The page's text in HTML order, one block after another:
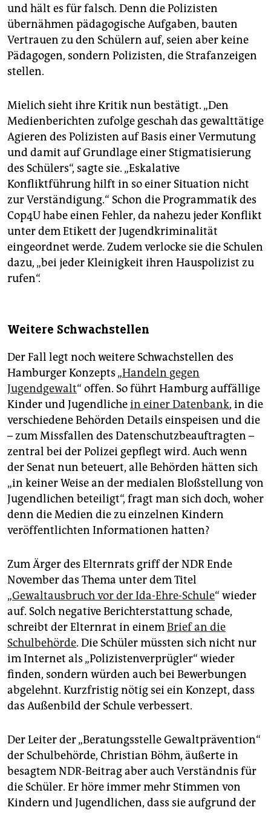
und hält es für falsch. Denn die Polizisten
übernähmen pädagogische Aufgaben, bauten
Vertrauen zu den Schülern auf, seien aber keine
Pädagogen, sondern Polizisten, die Strafanzeigen
stellen.
Mielich sieht ihre Kritik nun bestätigt. „Den
Medienberichten zufolge geschah das gewalttätige
Agieren des Polizisten auf Basis einer Vermutung
und damit auf Grundlage einer Stigmatisierung
des Schülers“, sagte sie. „Eskalative
Konfliktführung hilft in so einer Situation nicht
zur Verständigung.“ Schon die Programmatik des
Cop4U habe einen Fehler, da nahezu jeder Konflikt
unter dem Etikett der Jugendkriminalität
eingeordnet werde. Zudem verlocke sie die Schulen
dazu, „bei jeder Kleinigkeit ihren Hauspolizist zu
rufen“.
Weitere Schwachstellen
Der Fall legt noch weitere Schwachstellen des
Hamburger Konzepts „Handeln gegen
Jugendgewalt“ offen. So führt Hamburg auffällige
Kinder und Jugendlichein einer Datenbank, in die
verschiedene Behörden Details einspeisen und die
– zum Missfallen des Datenschutzbeauftragten –
zentral bei der Polizei gepflegt wird. Auch wenn
der Senat nun beteuert, alle Behörden hätten sich
„in keiner Weise an der medialen Bloßstellung von
Jugendlichen beteiligt“, fragt man sich doch, woher
denn die Medien die zu einzelnen Kindern
veröffentlichten Informationen hatten?
Zum Ärger des Elternrats griff der NDR Ende
November das Thema unter dem Titel
„Gewaltausbruch vor der Ida-Ehre-Schule“ wieder
auf. Solch negative Berichterstattung schade,
schreibt der Elternrat in einemBrief an die
Schulbehörde. Die Schüler müssten sich nicht nur
im Internet als „Polizistenverprügler“ wieder
finden, sondern würden auch bei Bewerbungen
abgelehnt. Kurzfristig nötig sei ein Konzept, dass
das Außenbild der Schule verbessert.
Der Leiter der „Beratungsstelle Gewaltprävention“
der Schulbehörde, Christian Böhm, äußerte in
besagtem NDR-Beitrag aber auch Verständnis für
die Schüler. Er höre immer mehr Stimmen von
Kindern und Jugendlichen, dass sie aufgrund der